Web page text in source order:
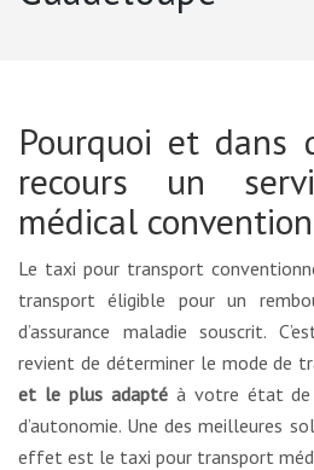
Pourquoi et dans
recours un
médical
Le taxi pour transport
transport éligible pour un
d’assurance maladie souscrit.
revient de déterminer le mode de
et le plus adaptéà votre état de
d’autonomie. Une des meilleures
effet est le taxi pour transport